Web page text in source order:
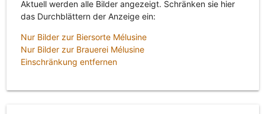
Aktuell werden alle Bilder angezeigt. Schränken sie hier
das Durchblättern der Anzeige ein:
Nur Bilder zur Biersorte Mélusine
Nur Bilder zur Brauerei Mélusine
Einschränkung entfernen